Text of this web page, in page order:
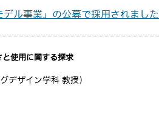
ル事業」の公募で採用されました
使用に関する探求
デザイン学科 教授）